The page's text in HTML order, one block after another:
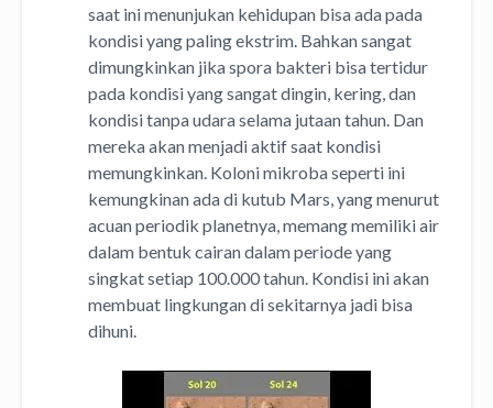
saat ini menunjukan kehidupan bisa ada pada
kondisi yang paling ekstrim. Bahkan sangat
dimungkinkan jika spora bakteri bisa tertidur
pada kondisi yang sangat dingin, kering, dan
kondisi tanpa udara selama jutaan tahun. Dan
mereka akan menjadi aktif saat kondisi
memungkinkan. Koloni mikroba seperti ini
kemungkinan ada di kutub Mars, yang menurut
acuan periodik planetnya, memang memiliki air
dalam bentuk cairan dalam periode yang
singkat setiap 100.000 tahun. Kondisi ini akan
membuat lingkungan di sekitarnya jadi bisa
dihuni.